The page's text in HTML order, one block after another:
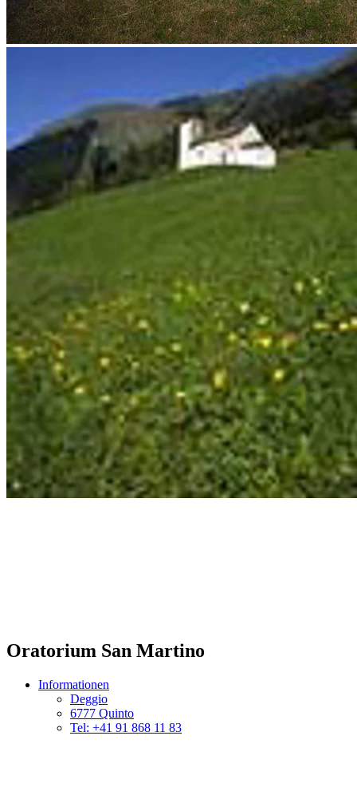
Oratorium San Martino
Informationen
Deggio
6777 Quinto
Tel: +41 91 868 11 83